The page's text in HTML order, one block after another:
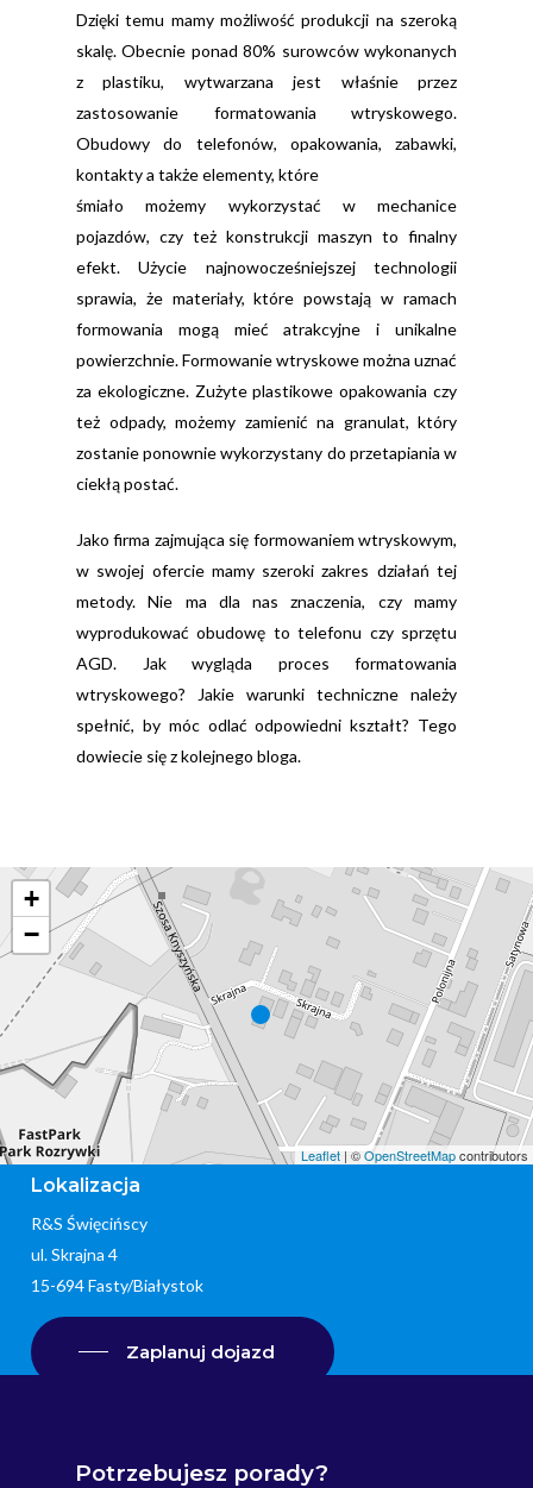
Dzięki temu mamy możliwość produkcji na szeroką
skalę. Obecnie ponad 80% surowców wykonanych
z plastiku, wytwarzana jest właśnie przez
zastosowanie formatowania wtryskowego.
Obudowy do telefonów, opakowania, zabawki,
kontakty a także elementy, które
śmiało możemy wykorzystać w mechanice
pojazdów, czy też konstrukcji maszyn to finalny
efekt. Użycie najnowocześniejszej technologii
sprawia, że materiały, które powstają w ramach
formowania mogą mieć atrakcyjne i unikalne
powierzchnie. Formowanie wtryskowe można uznać
za ekologiczne. Zużyte plastikowe opakowania czy
też odpady, możemy zamienić na granulat, który
zostanie ponownie wykorzystany do przetapiania w
ciekłą postać.
Jako firma zajmująca się formowaniem wtryskowym,
w swojej ofercie mamy szeroki zakres działań tej
metody. Nie ma dla nas znaczenia, czy mamy
wyprodukować obudowę to telefonu czy sprzętu
AGD. Jak wygląda proces formatowania
wtryskowego? Jakie warunki techniczne należy
spełnić, by móc odlać odpowiedni kształt? Tego
dowiecie się z kolejnego bloga.
+
−
Leaflet | ©OpenStreetMapcontributors
Lokalizacja
R&S Święcińscy
ul. Skrajna 4
15-694 Fasty/Białystok
Zaplanuj dojazd
Potrzebujesz porady?